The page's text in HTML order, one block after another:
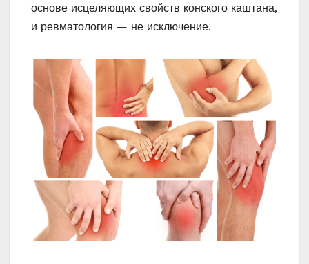
основе исцеляющих свойств конского каштана,
и ревматология — не исключение.